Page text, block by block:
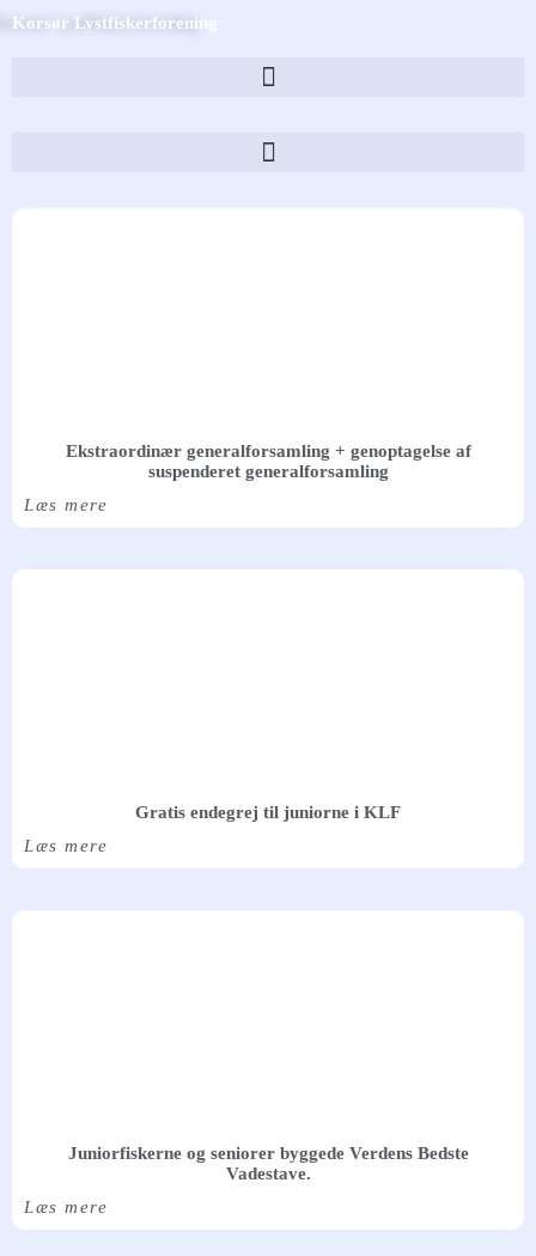
SkipKorsør Lystfiskerforening
Ekstraordinær generalforsamling + genoptagelse af
suspenderet generalforsamling
Læs mere
Gratis endegrej til juniorne i KLF
Læs mere
Juniorfiskerne og seniorer byggede Verdens Bedste
Vadestave.
Læs mere